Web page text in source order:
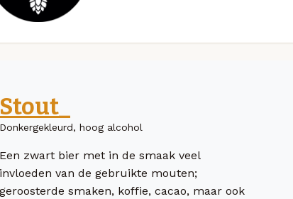
Stout_
Donkergekleurd, hoog alcohol
Een zwart bier met in de smaak veel
invloeden van de gebruikte mouten;
geroosterde smaken, koffie, cacao, maar ook